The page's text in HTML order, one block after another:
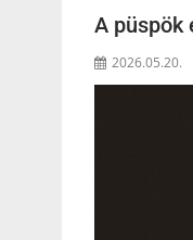
A püspök
2026.05.20.